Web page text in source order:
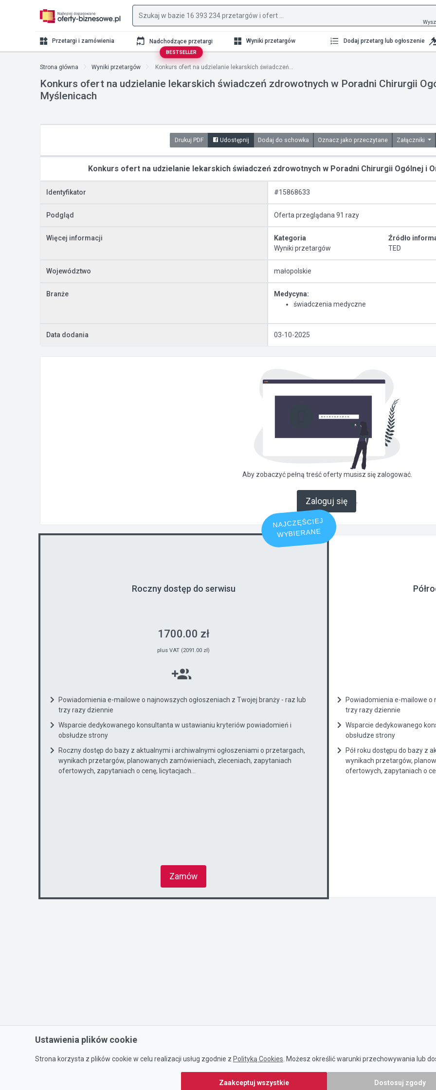
Przetargi i zamówienia Nadchodzące przetargi
BESTSELLER
Wyniki przetargów Dodaj przetarg lub ogłoszenie
Strona główna Wyniki przetargów Konkurs ofert na udzielanie lekarskich świadczeń...
Konkurs ofert na udzielanie lekarskich świadczeń zdrowotnych w Poradni Chirurgii
Myślenicach
Drukuj PDF Udostępnij Dodaj do schowka Oznacz jako przeczytane Załączniki
Konkurs ofert na udzielanie lekarskich świadczeń zdrowotnych w Poradni Chirurgii Ogólnej i
Identyfikator #15868633
Podgląd Oferta przeglądana 91 razy
Więcej informacji
Kategoria
Wyniki przetargów
Źródło
TED
Województwo małopolskie
Branże
Medycyna:
świadczenia medyczne
Data dodania 03-10-2025
Aby zobaczyć pełną treść oferty musisz się zalogować.
Zaloguj się
NAJCZĘŚCIEJ
WYBIERANE
Roczny dostęp do serwisu
1700.00 zł
plus VAT (2091.00 zł)
Powiadomienia e-mailowe o najnowszych ogłoszeniach z Twojej branży - raz lub
trzy razy dziennie
Wsparcie dedykowanego konsultanta w ustawianiu kryteriów powiadomień i
obsłudze strony
Roczny dostęp do bazy z aktualnymi i archiwalnymi ogłoszeniami o przetargach,
wynikach przetargów, planowanych zamówieniach, zleceniach, zapytaniach
ofertowych, zapytaniach o cenę, licytacjach...
Zamów
Powiadomienia e-mailowe o
trzy razy dziennie
Wsparcie dedykowanego
obsłudze strony
Pół roku dostępu do bazy z
wynikach przetargów,
ofertowych, zapytaniach o
Ustawienia plików cookie
Strona korzysta z plików cookie w celu realizacji usług zgodnie z Polityką Cookies . Możesz określić warunki przechowywania lub
Zaakceptuj wszystkie Dostosuj zgody